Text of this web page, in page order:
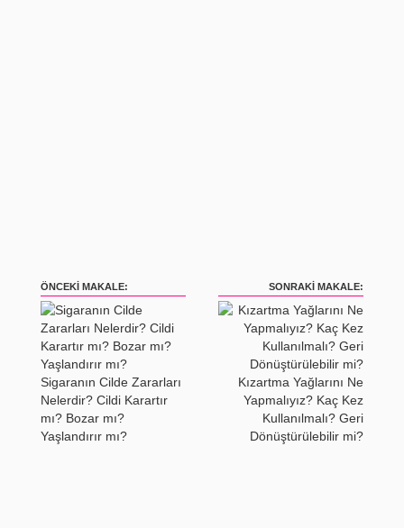
ÖNCEKI MAKALE:
Sigaranın Cilde Zararları
Nelerdir? Cildi Karartır
mı? Bozar mı?
Yaşlandırır mı?
SONRAKI MAKALE:
Kızartma Yağlarını Ne
Yapmalıyız? Kaç Kez
Kullanılmalı? Geri
Dönüştürülebilir mi?